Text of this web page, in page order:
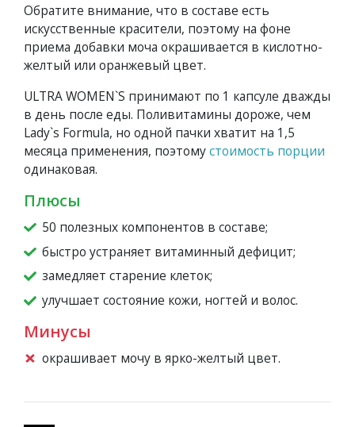
Обратите внимание, что в составе есть
искусственные красители, поэтому на фоне
приема добавки моча окрашивается в кислотно-
желтый или оранжевый цвет.
ULTRA WOMEN`S принимают по 1 капсуле дважды
в день после еды. Поливитамины дороже, чем
Lady`s Formula, но одной пачки хватит на 1,5
месяца применения, поэтомустоимость порции
одинаковая.
Плюсы
50 полезных компонентов в составе;
быстро устраняет витаминный дефицит;
замедляет старение клеток;
улучшает состояние кожи, ногтей и волос.
Минусы
окрашивает мочу в ярко-желтый цвет.